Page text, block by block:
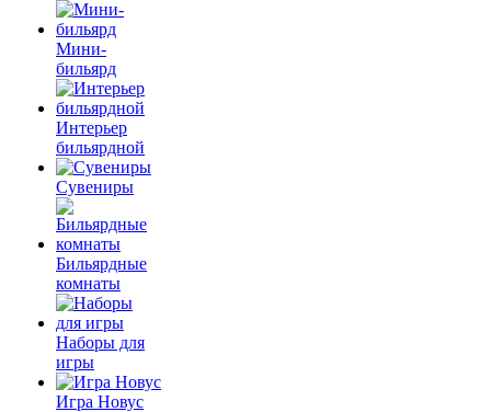
Мини-
бильярд
Интерьер
бильярдной
Сувениры
Бильярдные
комнаты
Наборы для
игры
Игра Новус